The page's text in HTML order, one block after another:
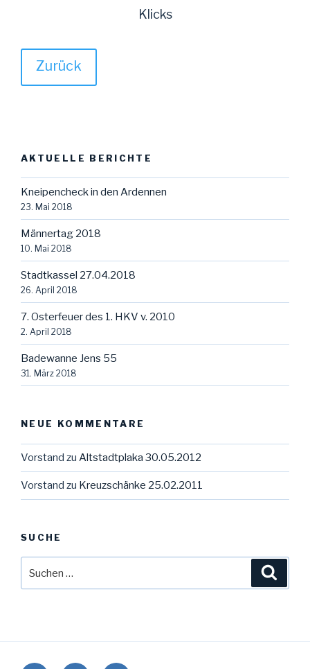
Klicks
Zurück
AKTUELLE BERICHTE
Kneipencheck in den Ardennen
23. Mai 2018
Männertag 2018
10. Mai 2018
Stadtkassel 27.04.2018
26. April 2018
7. Osterfeuer des 1. HKV v. 2010
2. April 2018
Badewanne Jens 55
31. März 2018
NEUE KOMMENTARE
Vorstand zu Altstadtplaka 30.05.2012
Vorstand zu Kreuzschänke 25.02.2011
SUCHE
nach: